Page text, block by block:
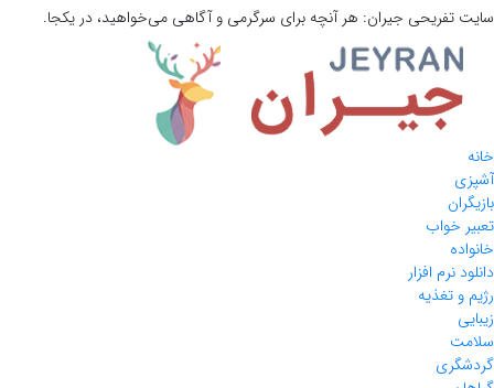
سایت تفریحی جیران: هر آنچه برای سرگرمی و آگاهی می‌خواهید، در یکجا.
خانه
آشپزی
بازیگران
تعبیر خواب
خانواده
دانلود نرم افزار
رژیم و تغذیه
زیبایی
سلامت
گردشگری